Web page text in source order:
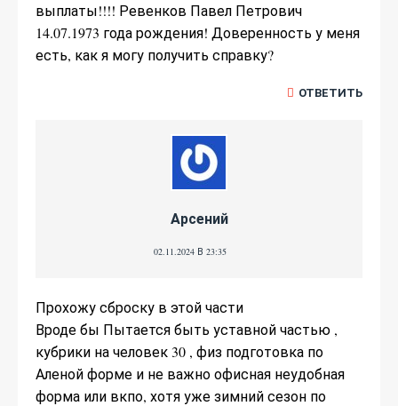
выплаты!!!! Ревенков Павел Петрович
14.07.1973 года рождения! Доверенность у меня
есть, как я могу получить справку?
ОТВЕТИТЬ
Арсений
02.11.2024 В 23:35
Прохожу сброску в этой части
Вроде бы Пытается быть уставной частью ,
кубрики на человек 30 , физ подготовка по
Аленой форме и не важно офисная неудобная
форма или вкпо, хотя уже зимний сезон по